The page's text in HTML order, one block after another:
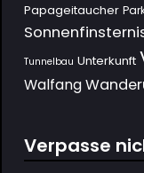
Papageitaucher
Tunnelbau Unterkunft
Walfang
Verpasse